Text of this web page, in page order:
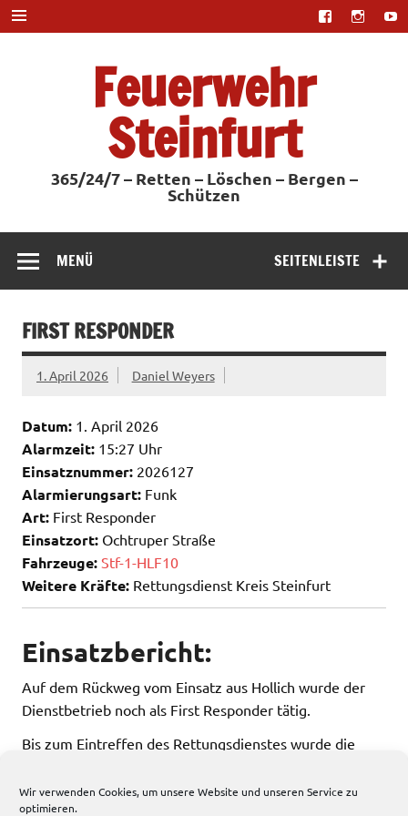
Wir verwenden Cookies, um unsere Website und unseren Service zu
optimieren.
Zum
Inhalt
springen
Feuerwehr
Steinfurt
365/24/7 – Retten – Löschen – Bergen –
Schützen
SEITENLEISTE
MENÜ
FIRST RESPONDER
1. April 2026 Daniel Weyers
Datum: 1. April 2026
Alarmzeit: 15:27 Uhr
Einsatznummer: 2026127
Alarmierungsart: Funk
Art: First Responder
Einsatzort: Ochtruper Straße
Fahrzeuge: Stf-1-HLF10
Weitere Kräfte: Rettungsdienst Kreis Steinfurt
Einsatzbericht:
Auf dem Rückweg vom Einsatz aus Hollich wurde der
Dienstbetrieb noch als First Responder tätig.
Bis zum Eintreffen des Rettungsdienstes wurde die